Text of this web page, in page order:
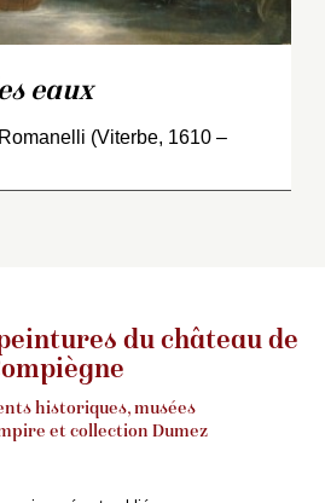
eaux
(Viterbe, 1610 –
du château de
historiques, musées
et collection Dumez